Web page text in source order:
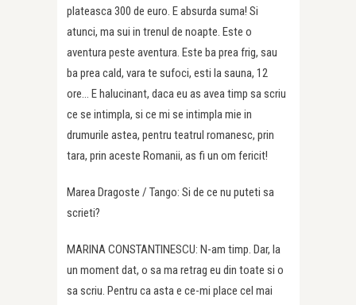
plateasca 300 de euro. E absurda suma! Si
atunci, ma sui in trenul de noapte. Este o
aventura peste aventura. Este ba prea frig, sau
ba prea cald, vara te sufoci, esti la sauna, 12
ore… E halucinant, daca eu as avea timp sa scriu
ce se intimpla, si ce mi se intimpla mie in
drumurile astea, pentru teatrul romanesc, prin
tara, prin aceste Romanii, as fi un om fericit!
Marea Dragoste / Tango: Si de ce nu puteti sa
scrieti?
MARINA CONSTANTINESCU: N-am timp. Dar, la
un moment dat, o sa ma retrag eu din toate si o
sa scriu. Pentru ca asta e ce-mi place cel mai